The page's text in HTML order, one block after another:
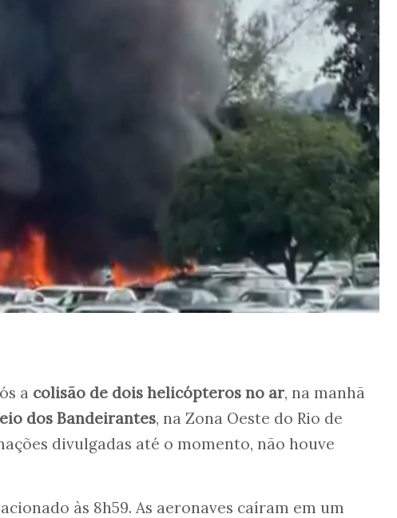
a colisão de dois helicópteros no ar, na manhã
dos Bandeirantes, na Zona Oeste do Rio de
divulgadas até o momento, não houve
às 8h59. As aeronaves caíram em um